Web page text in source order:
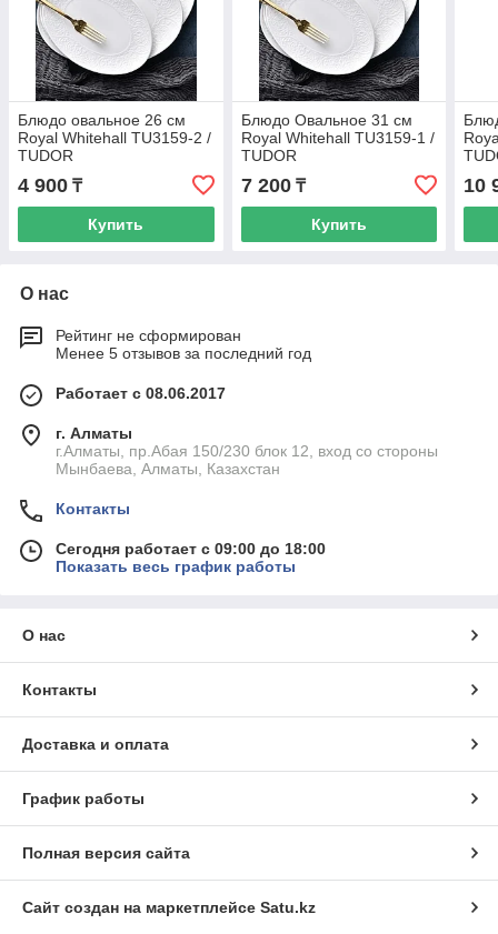
Блюдо овальное 26 см
Royal Whitehall TU3159-2 /
TUDOR
4 900 ₸
Купить
Блюдо Овальное 31 см
Royal Whitehall TU3159-1 /
TUDOR
7 200₸
Купить
10
О нас
Рейтинг не сформирован
Менее 5 отзывов за последний год
Работает с 08.06.2017
г. Алматы
г.Алматы, пр.Абая 150/230 блок 12, вход со стороны
Мынбаева, Алматы, Казахстан
Контакты
Сегодня работает с 09:00 до 18:00
Показать весь график работы
О нас
Контакты
Доставка и оплата
График работы
Полная версия сайта
Сайт создан на маркетплейсе Satu.kz